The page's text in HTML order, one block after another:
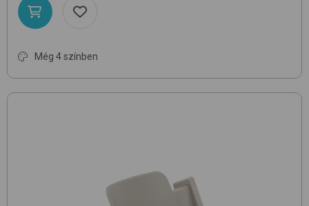
Még 4 színben